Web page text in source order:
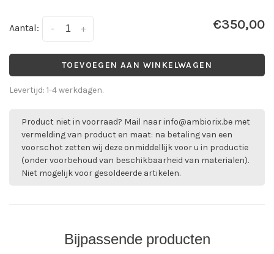
Aantal: +
- €350,00
TOEVOEGEN AAN WINKELWAGEN
Levertijd: 1-4 werkdagen.
Product niet in voorraad? Mail naarinfo@ambiorix.be met
vermelding van product en maat: na betaling van een
voorschot zetten wij deze onmiddellijk voor u in productie
(onder voorbehoud van beschikbaarheid van materialen).
Niet mogelijk voor gesoldeerde artikelen.
Bijpassende producten